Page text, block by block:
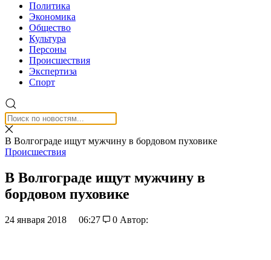
Политика
Экономика
Общество
Культура
Персоны
Происшествия
Экспертиза
Спорт
В Волгограде ищут мужчину в бордовом пуховике
Происшествия
В Волгограде ищут мужчину в
бордовом пуховике
24 января 2018 06:27 0 Автор: